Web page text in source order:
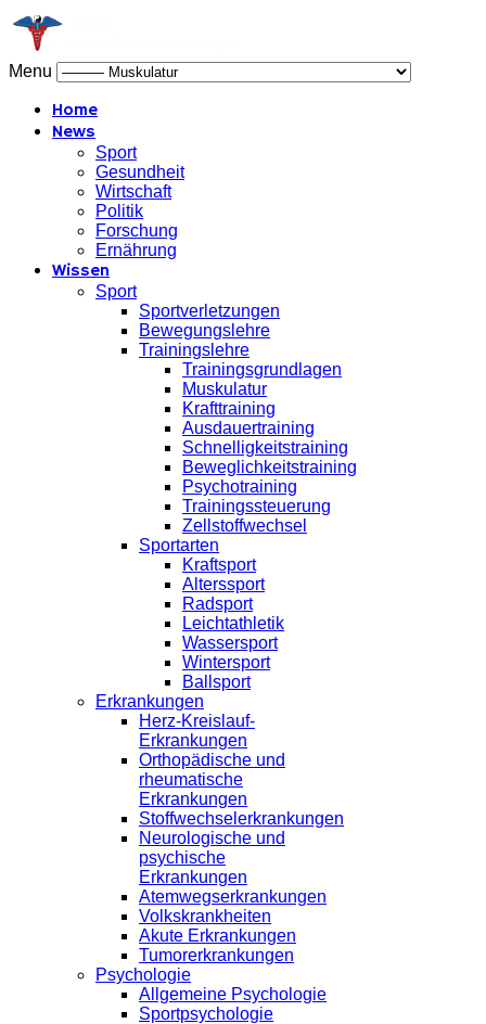
Menu
Home
News
Sport
Gesundheit
Wirtschaft
Politik
Forschung
Ernährung
Wissen
Sport
Sportverletzungen
Bewegungslehre
Trainingslehre
Trainingsgrundlagen
Muskulatur
Krafttraining
Ausdauertraining
Schnelligkeitstraining
Beweglichkeitstraining
Psychotraining
Trainingssteuerung
Zellstoffwechsel
Sportarten
Kraftsport
Alterssport
Radsport
Leichtathletik
Wassersport
Wintersport
Ballsport
Erkrankungen
Herz-Kreislauf-
Erkrankungen
Orthopädische und
rheumatische
Erkrankungen
Stoffwechselerkrankungen
Neurologische und
psychische
Erkrankungen
Atemwegserkrankungen
Volkskrankheiten
Akute Erkrankungen
Tumorerkrankungen
Psychologie
Allgemeine Psychologie
Sportpsychologie